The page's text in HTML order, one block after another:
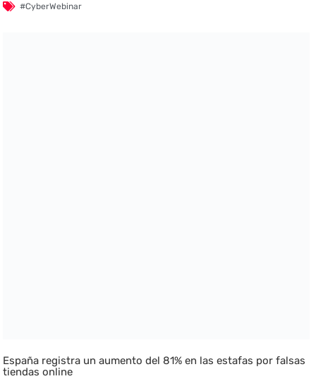
#CyberWebinar
España registra un aumento del 81% en las estafas por falsas
tiendas online